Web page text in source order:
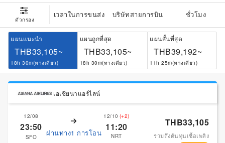
ตัวกรอง
เวลาในการขนส่ง บริษัทสายการบิน ชั่วโมง
แผนแนะนำ
THB33,105~
18h 30m(ทางเดียว)
แผนถูกที่สุด
THB33,105~
18h 30m(ทางเดียว)
แผนสั้นที่สุด
THB39,192~
11h 25m(ทางเดียว)
เอเชียนาแอร์ไลน์
12/08
23:50
SFO ผ่านทาง1 การโอน
12/10 (+2)
11:20
NRT
THB33,105
รวมถึงต้นทุนเชื้อเพลิง